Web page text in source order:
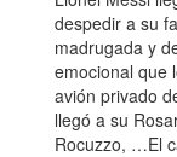
despedir a su
madrugada y
emocional que
avión privado
llegó a su
Rocuzzo, …El